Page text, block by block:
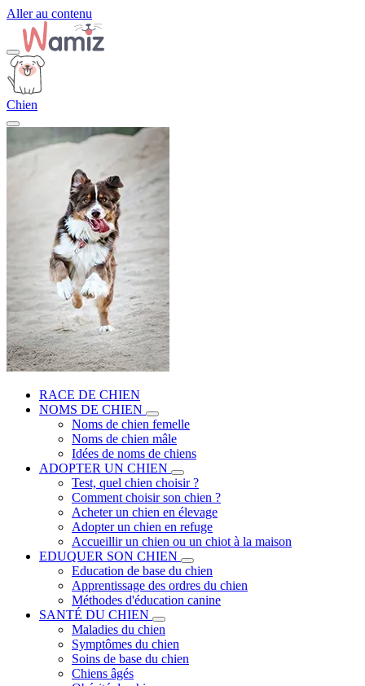
Aller au contenu
Chien
RACE DE CHIEN
NOMS DE CHIEN
Noms de chien femelle
Noms de chien mâle
Idées de noms de chiens
ADOPTER UN CHIEN
Test, quel chien choisir ?
Comment choisir son chien ?
Acheter un chien en élevage
Adopter un chien en refuge
Accueillir un chien ou un chiot à la maison
EDUQUER SON CHIEN
Education de base du chien
Apprentissage des ordres du chien
Méthodes d'éducation canine
SANTÉ DU CHIEN
Maladies du chien
Symptômes du chien
Soins de base du chien
Chiens âgés